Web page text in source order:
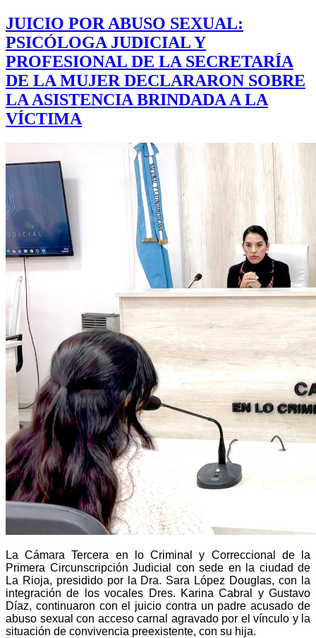
JUICIO POR ABUSO SEXUAL:
PSICÓLOGA JUDICIAL Y
PROFESIONAL DE LA SECRETARÍA
DE LA MUJER DECLARARON SOBRE
LA ASISTENCIA BRINDADA A LA
VÍCTIMA
La Cámara Tercera en lo Criminal y Correccional de la
Primera Circunscripción Judicial con sede en la ciudad de
La Rioja, presidido por la Dra. Sara López Douglas, con la
integración de los vocales Dres. Karina Cabral y Gustavo
Díaz, continuaron con el juicio contra un padre acusado de
abuso sexual con acceso carnal agravado por el vínculo y la
situación de convivencia preexistente, con su hija.